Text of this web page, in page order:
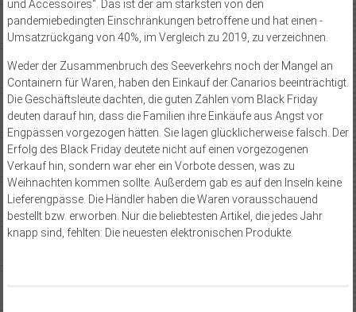
und Accessoires“. Das ist der am stärksten von den
pandemiebedingten Einschränkungen betroffene und hat einen ­
Umsatzrückgang von 40%, im Vergleich zu 2019, zu verzeichnen.
Weder der Zusammenbruch des Seeverkehrs noch der Mangel an
Containern für Waren, haben den Einkauf der Canarios beeinträchtigt.
Die Geschäftsleute dachten, die guten Zahlen vom Black Friday
deuten darauf hin, dass die Familien ihre Einkäufe aus Angst vor
Engpässen vorgezogen hätten. Sie lagen glücklicherweise falsch. Der
Erfolg des Black Friday deutete nicht auf einen vorgezogenen
Verkauf hin, sondern war eher ein Vorbote dessen, was zu
Weihnachten kommen sollte. Außerdem gab es auf den Inseln keine
Lieferengpässe. Die Händler haben die Waren vorausschauend
bestellt bzw. erworben. Nur die beliebtesten Artikel, die jedes Jahr
knapp sind, fehlten: Die neuesten elektronischen Produkte.